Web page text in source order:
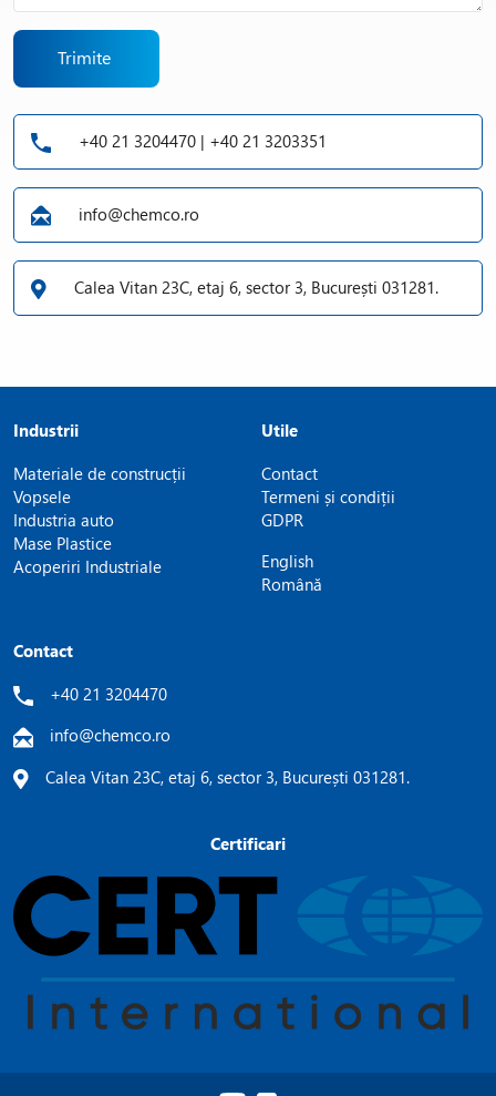
Trimite
+40 21 3204470 | +40 21 3203351
info@chemco.ro
Calea Vitan 23C, etaj 6, sector 3, București 031281.
Industrii
Materiale de construcții
Vopsele
Industria auto
Mase Plastice
Acoperiri Industriale
Utile
Contact
Termeni și condiții
GDPR
English
Română
Contact
+40 21 3204470
info@chemco.ro
Calea Vitan 23C, etaj 6, sector 3, București 031281.
Certificari